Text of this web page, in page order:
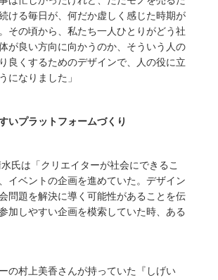
ける毎日が、何だか虚しく感じた時期が
その頃から、私たち一人ひとりがどう社
が良い方向に向かうのか、そういう人の
良くするためのデザインで、人の役に立
になりました」
いプラットフォームづくり
氏は「クリエイターが社会にできるこ
イベントの企画を進めていた。デザイン
問題を解決に導く可能性があることを伝
加しやすい企画を模索していた時、ある
の村上美香さんが持っていた『しげい